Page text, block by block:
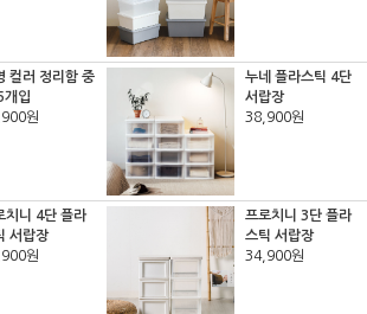
컬러 정리함 중
개입
원
누네 플라스틱 4단
서랍장
38,900원
치니 4단 플라
서랍장
원
프로치니 3단 플라
스틱 서랍장
34,900원